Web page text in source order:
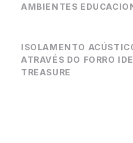
AMBIENTES
ISOLAMENTO
ATRAVÉS DO FORRO
TREASURE